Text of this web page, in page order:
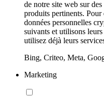
de notre site web sur
produits pertinents.
données personnelles
suivants et utilisons
utilisez déjà leurs
Bing, Criteo, Meta,
Marketing